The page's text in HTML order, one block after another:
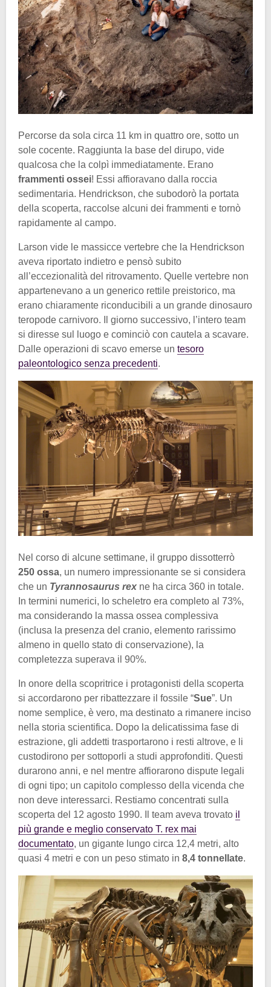
Percorse da sola circa 11 km in quattro ore, sotto un
sole cocente. Raggiunta la base del dirupo, vide
qualcosa che la colpì immediatamente. Erano
frammenti ossei! Essi affioravano dalla roccia
sedimentaria. Hendrickson, che subodorò la portata
della scoperta, raccolse alcuni dei frammenti e tornò
rapidamente al campo.
Larson vide le massicce vertebre che la Hendrickson
aveva riportato indietro e pensò subito
all’eccezionalità del ritrovamento. Quelle vertebre non
appartenevano a un generico rettile preistorico, ma
erano chiaramente riconducibili a un grande dinosauro
teropode carnivoro. Il giorno successivo, l’intero team
si diresse sul luogo e cominciò con cautela a scavare.
Dalle operazioni di scavo emerse un tesoro
paleontologico senza precedenti.
Nel corso di alcune settimane, il gruppo dissotterrò
250 ossa, un numero impressionante se si considera
che un Tyrannosaurus rex ne ha circa 360 in totale.
In termini numerici, lo scheletro era completo al 73%,
ma considerando la massa ossea complessiva
(inclusa la presenza del cranio, elemento rarissimo
almeno in quello stato di conservazione), la
completezza superava il 90%.
In onore della scopritrice i protagonisti della scoperta
si accordarono per ribattezzare il fossile “Sue”. Un
nome semplice, è vero, ma destinato a rimanere inciso
nella storia scientifica. Dopo la delicatissima fase di
estrazione, gli addetti trasportarono i resti altrove, e li
custodirono per sottoporli a studi approfonditi. Questi
durarono anni, e nel mentre affiorarono dispute legali
di ogni tipo; un capitolo complesso della vicenda che
non deve interessarci. Restiamo concentrati sulla
scoperta del 12 agosto 1990. Il team aveva trovato il
più grande e meglio conservato T. rex mai
documentato, un gigante lungo circa 12,4 metri, alto
quasi 4 metri e con un peso stimato in 8,4 tonnellate.